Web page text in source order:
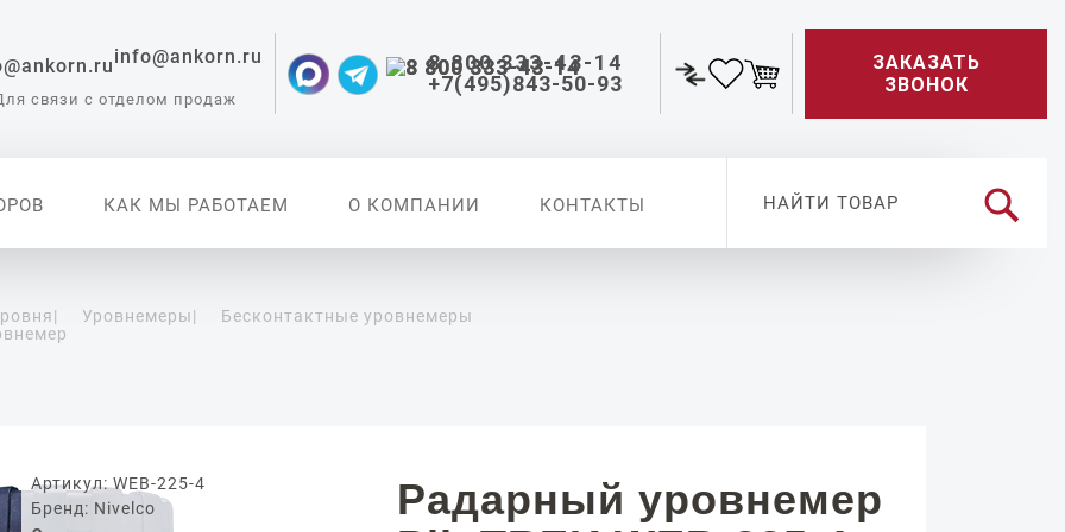
info@ankorn.ru
связи с отделом продаж
8 800 333-43-14
+7(495)843-50-93
ЗАКАЗАТЬ
ЗВОНОК
КАК МЫ РАБОТАЕМ О КОМПАНИИ КОНТАКТЫ
для
| Уровнемеры|
Бесконтактные уровнемеры
Артикул: WEB-225-4
Бренд: Nivelco
Радарный уровнемер